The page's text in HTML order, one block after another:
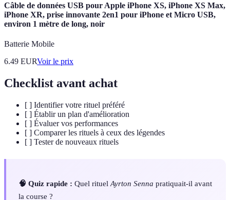
Câble de données USB pour Apple iPhone XS, iPhone XS Max,
iPhone XR, prise innovante 2en1 pour iPhone et Micro USB,
environ 1 mètre de long, noir
Batterie Mobile
6.49 EURVoir le prix
Checklist avant achat
[ ] Identifier votre rituel préféré
[ ] Établir un plan d'amélioration
[ ] Évaluer vos performances
[ ] Comparer les rituels à ceux des légendes
[ ] Tester de nouveaux rituels
🧠 Quiz rapide : Quel rituel Ayrton Senna pratiquait-il avant
la course ?